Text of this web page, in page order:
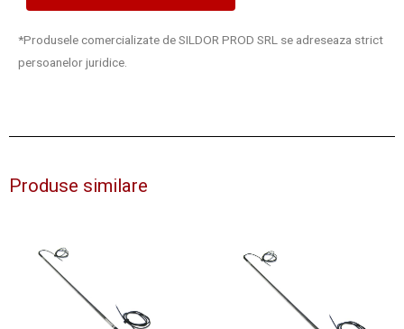
*Produsele comercializate de SILDOR PROD SRL se adreseaza strict
persoanelor juridice.
Produse similare